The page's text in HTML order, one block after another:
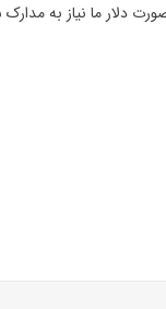
دلار ما نیاز به